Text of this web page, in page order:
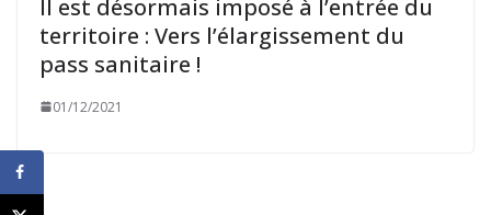
Il est désormais imposé à l’entrée du
territoire : Vers l’élargissement du
pass sanitaire !
01/12/2021